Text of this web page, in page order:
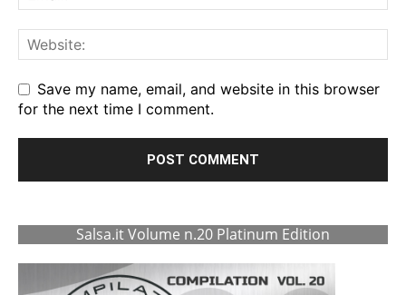
Save my name, email, and website in this browser
for the next time I comment.
Salsa.it Volume n.20 Platinum Edition